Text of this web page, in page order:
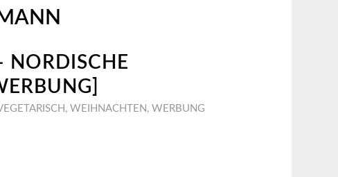
NORDISCHE
, WEIHNACHTEN , WERBUNG